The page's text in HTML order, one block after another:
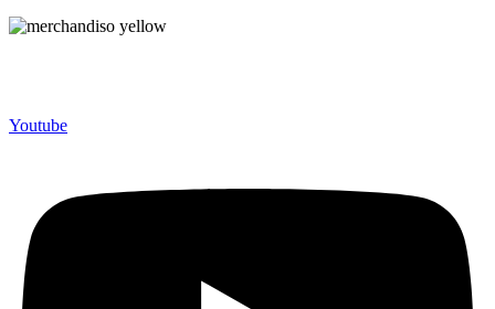
Youtube